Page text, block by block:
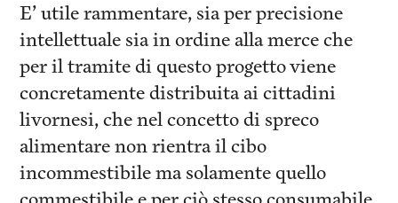
E’ utile rammentare, sia per precisione
intellettuale sia in ordine alla merce che
per il tramite di questo progetto viene
concretamente distribuita ai cittadini
livornesi, che nel concetto di spreco
alimentare non rientra il cibo
incommestibile ma solamente quello